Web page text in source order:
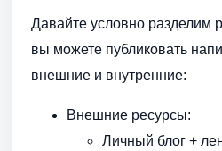
Давайте условно разделим
вы можете публиковать
внешние и внутренние:
Внешние ресурсы:
Личный блог +